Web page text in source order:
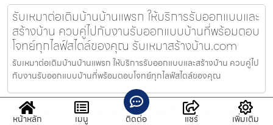
รับเหมาต่อเติมบ้านบ้านแพรก ให้บริการรับออกแบบและ
สร้างบ้าน ควบคู่ไปกับงานรับออกแบบบ้านที่พร้อมตอบ
โจทย์ทุกไลฟ์สไตล์ของคุณ รับเหมาสร้างบ้าน.com
รับเหมาต่อเติมบ้านบ้านแพรก ให้บริการรับออกแบบและสร้างบ้าน ควบคู่ไป
กับงานรับออกแบบบ้านที่พร้อมตอบโจทย์ทุกไลฟ์สไตล์ของคุณ
บริษัทรับสร้างบ้านพระนั่งเกล้า ให้บริการรับสร้างบ้าน
หน้าหลัก เมนู ติดต่อ แชร์ เพิ่มเติม